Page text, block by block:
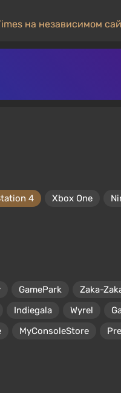
на независимом
4 Xbox One
GamePark
Zaka-
Indiegala Wyrel
MyConsoleStore